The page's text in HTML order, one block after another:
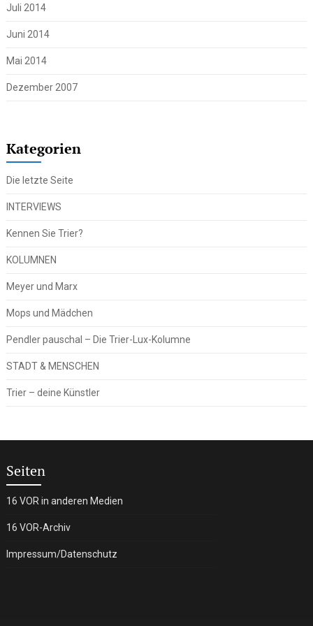
Juli 2014
Juni 2014
Mai 2014
Dezember 2007
Kategorien
Die letzte Seite
INTERVIEWS
Kennen Sie Trier?
KOLUMNEN
Meyer und Marx
Mops und Mädchen
Pendler pauschal – Die Trier-Lux-Kolumne
STADT & MENSCHEN
Trier – deine Künstler
Seiten
16 VOR in anderen Medien
16 VOR-Archiv
Impressum/Datenschutz